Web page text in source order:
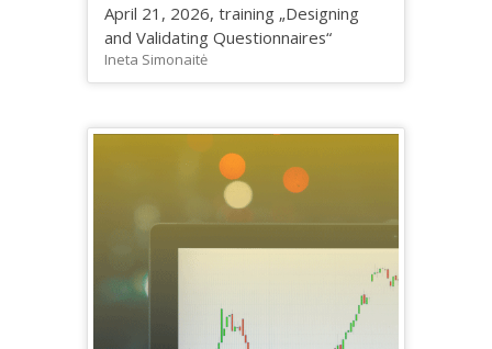
April 21, 2026, training „Designing
and Validating Questionnaires“
Ineta Simonaitė